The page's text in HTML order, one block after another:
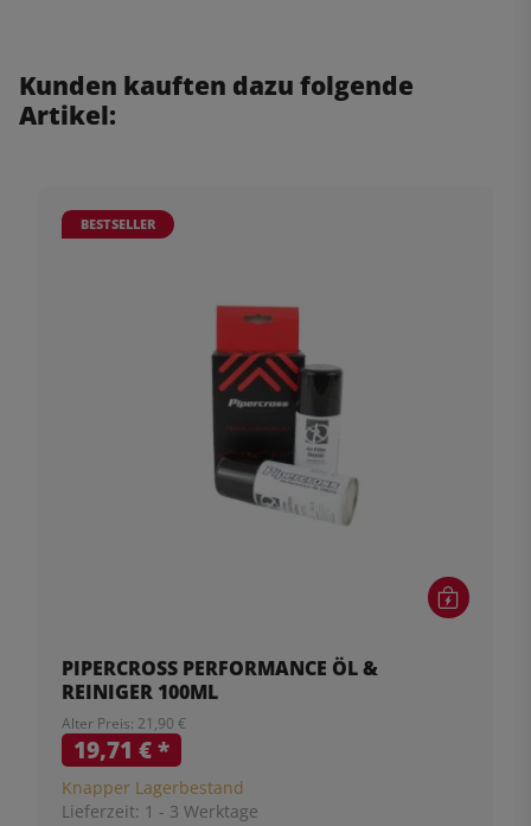
Kunden kauften dazu folgende
Artikel:
BESTSELLER
PIPERCROSS PERFORMANCE ÖL &
REINIGER 100ML
Alter Preis: 21,90 €
19,71 €*
Knapper Lagerbestand
Lieferzeit: 1 - 3 Werktage